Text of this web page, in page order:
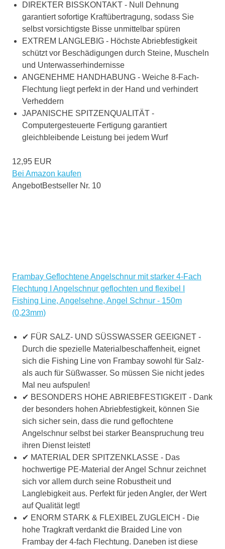
DIREKTER BISSKONTAKT - Null Dehnung
garantiert sofortige Kraftübertragung, sodass Sie
selbst vorsichtigste Bisse unmittelbar spüren
EXTREM LANGLEBIG - Höchste Abriebfestigkeit
schützt vor Beschädigungen durch Steine, Muscheln
und Unterwasserhindernisse
ANGENEHME HANDHABUNG - Weiche 8-Fach-
Flechtung liegt perfekt in der Hand und verhindert
Verheddern
JAPANISCHE SPITZENQUALITÄT -
Computergesteuerte Fertigung garantiert
gleichbleibende Leistung bei jedem Wurf
12,95 EUR
Bei Amazon kaufen
AngebotBestseller Nr. 10
Frambay Geflochtene Angelschnur mit starker 4-Fach
Flechtung I Angelschnur geflochten und flexibel I
Fishing Line, Angelsehne, Angel Schnur - 150m
(0,23mm)
✔ FÜR SALZ- UND SÜSSWASSER GEEIGNET -
Durch die spezielle Materialbeschaffenheit, eignet
sich die Fishing Line von Frambay sowohl für Salz-
als auch für Süßwasser. So müssen Sie nicht jedes
Mal neu aufspulen!
✔ BESONDERS HOHE ABRIEBFESTIGKEIT - Dank
der besonders hohen Abriebfestigkeit, können Sie
sich sicher sein, dass die rund geflochtene
Angelschnur selbst bei starker Beanspruchung treu
ihren Dienst leistet!
✔ MATERIAL DER SPITZENKLASSE - Das
hochwertige PE-Material der Angel Schnur zeichnet
sich vor allem durch seine Robustheit und
Langlebigkeit aus. Perfekt für jeden Angler, der Wert
auf Qualität legt!
✔ ENORM STARK & FLEXIBEL ZUGLEICH - Die
hohe Tragkraft verdankt die Braided Line von
Frambay der 4-fach Flechtung. Daneben ist diese